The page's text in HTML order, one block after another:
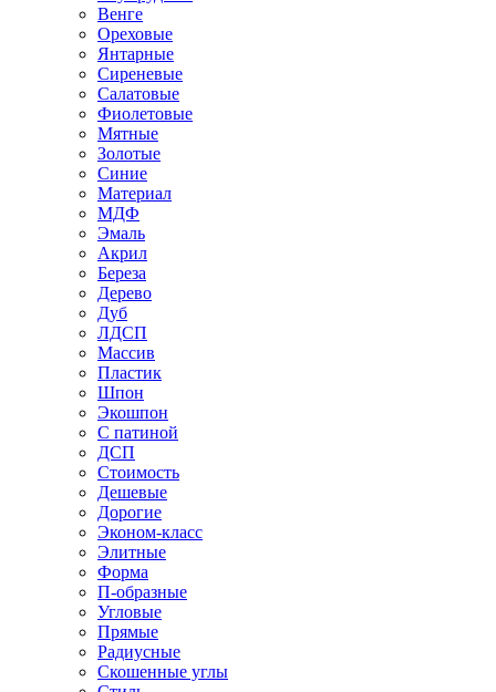
Венге
Ореховые
Янтарные
Сиреневые
Салатовые
Фиолетовые
Мятные
Золотые
Синие
Материал
МДФ
Эмаль
Акрил
Береза
Дерево
Дуб
ЛДСП
Массив
Пластик
Шпон
Экошпон
С патиной
ДСП
Стоимость
Дешевые
Дорогие
Эконом-класс
Элитные
Форма
П-образные
Угловые
Прямые
Радиусные
Скошенные углы